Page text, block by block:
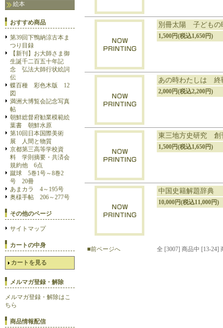
絵本
おすすめ商品
第39回下鴨納涼古本ま
つり目録
【新刊】お大師さま御
生誕千二百五十年記
念 弘法大師行状絵詞
伝
蝶百種 彩色木版 12
図
満洲大博覧会記念写真
帖
朝鮮総督府勧業模範絵
葉書 朝鮮水原
第10回日本国際美術
展 人間と物質
京都第三高等学校資
料 学則摘要・共済会
規約他 6点
蹴球 5巻1号～8巻2
号 20冊
あまカラ 4～195号
奥様手帖 206～277号
その他のページ
サイトマップ
カートの中身
カートを見る
メルマガ登録・解除
メルマガ登録・解除はこ
ちら
商品情報配信
別冊太陽 子どもの
1,500円(税込1,650円)
あの時わたしは 終
2,000円(税込2,200円)
東三地方史研究 創
1,500円(税込1,650円)
中国史籍解題辞典
10,000円(税込11,000円)
■前ページへ 全 [3007] 商品中 [13-24]